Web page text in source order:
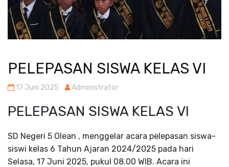
PELEPASAN SISWA KELAS VI
17 Juni 2025 Administrator
PELEPASAN SISWA KELAS VI
SD Negeri 5 Olean , menggelar acara pelepasan siswa-
siswi kelas 6 Tahun Ajaran 2024/2025 pada hari
Selasa, 17 Juni 2025, pukul 08.00 WIB. Acara ini